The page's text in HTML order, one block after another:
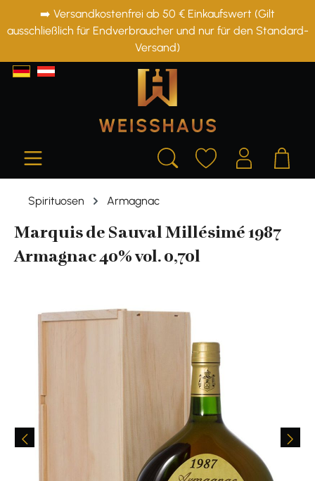
springen
➡️ Versandkostenfrei ab 50 € Einkaufswert (Gilt
ausschließlich für Endverbraucher und nur für den Standard-
Versand)
Spirituosen Armagnac
Marquis de Sauval Millésimé 1987
Armagnac 40% vol. 0,70l